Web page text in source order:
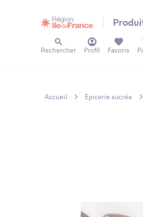
Rechercher Profil Favoris
Accueil Epicerie sucrée